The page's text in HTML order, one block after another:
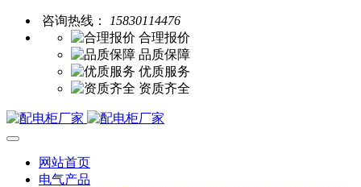
咨询热线：
15830114476
合理报价
品质保障
优质服务
资质齐全
网站首页
电气产品